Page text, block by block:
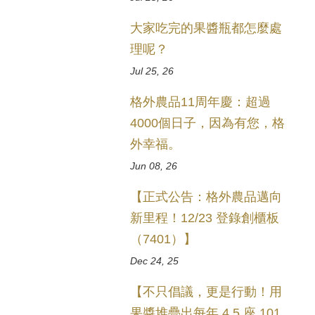
大家吃完的果醬瓶都怎麼處
理呢？
Jul 25, 26
格外農品11周年慶：超過
4000個日子，因為有您，格
外幸福。
Jun 08, 26
【正式公告：格外農品邁向
新里程！12/23 登錄創櫃板
（7401）】
Dec 24, 25
【不只倡議，更是行動！用